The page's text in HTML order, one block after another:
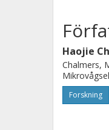
Haojie
Chalmers,
Forskning